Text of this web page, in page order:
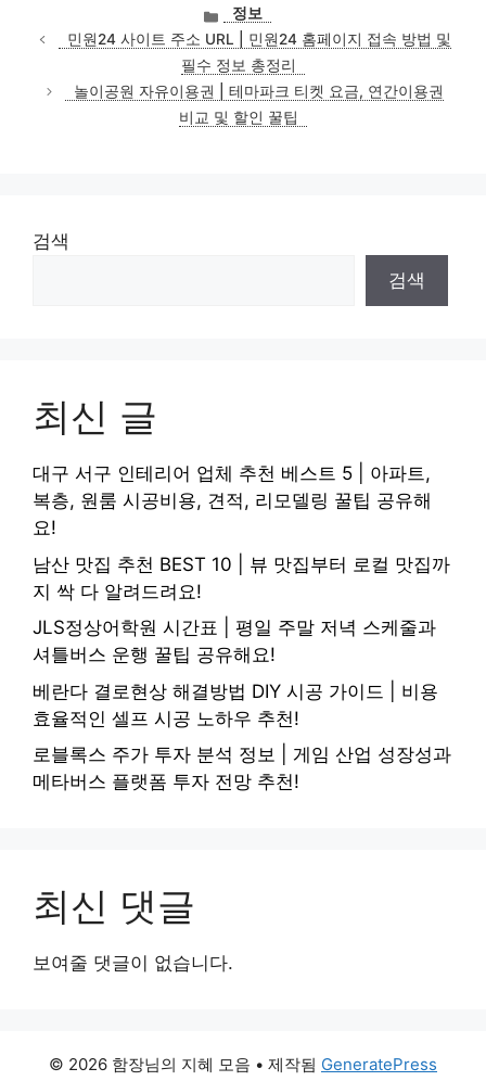
카
테
고
리
정보
민원24 사이트 주소 URL | 민원24 홈페이지 접속 방법 및
필수 정보 총정리
놀이공원 자유이용권 | 테마파크 티켓 요금, 연간이용권
비교 및 할인 꿀팁
검색
검색
최신 글
대구 서구 인테리어 업체 추천 베스트 5 | 아파트,
복층, 원룸 시공비용, 견적, 리모델링 꿀팁 공유해
요!
남산 맛집 추천 BEST 10 | 뷰 맛집부터 로컬 맛집까
지 싹 다 알려드려요!
JLS정상어학원 시간표 | 평일 주말 저녁 스케줄과
셔틀버스 운행 꿀팁 공유해요!
베란다 결로현상 해결방법 DIY 시공 가이드 | 비용
효율적인 셀프 시공 노하우 추천!
로블록스 주가 투자 분석 정보 | 게임 산업 성장성과
메타버스 플랫폼 투자 전망 추천!
최신 댓글
보여줄 댓글이 없습니다.
© 2026 함장님의 지혜 모음 • 제작됨 GeneratePress